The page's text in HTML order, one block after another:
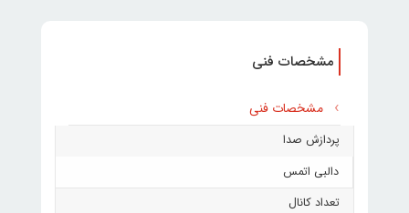
مشخصات فنی
مشخصات فنی
پردازش صدا
دالبی اتمس
تعداد کانال